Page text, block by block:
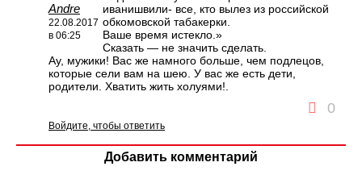
Andre
22.08.2017
в 06:25
иванишвили- все, кто вылез из российской
обкомовской табакерки.
Ваше время истекло.»
Сказать — не значить сделать.
Ау, мужики! Вас же намного больше, чем подлецов,
которые сели вам на шею. У вас же есть дети,
родители. Хватить жить холуями!.
0
Войдите, чтобы ответить
Добавить комментарий